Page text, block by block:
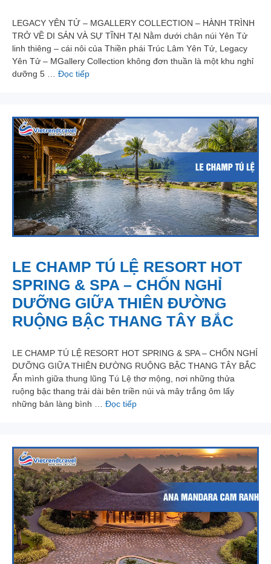
LEGACY YÊN TỬ – MGALLERY COLLECTION – HÀNH TRÌNH
TRỞ VỀ DI SẢN VÀ SỰ TĨNH TẠI Nằm dưới chân núi Yên Tử
linh thiêng – cái nôi của Thiền phái Trúc Lâm Yên Tử, Legacy
Yên Tử – MGallery Collection không đơn thuần là một khu nghỉ
dưỡng 5 … Đọc tiếp
LE CHAMP TÚ LỆ RESORT HOT
SPRING & SPA – CHỐN NGHỈ
DƯỠNG GIỮA THIÊN ĐƯỜNG
RUỘNG BẬC THANG TÂY BẮC
LE CHAMP TÚ LỆ RESORT HOT SPRING & SPA – CHỐN NGHỈ
DƯỠNG GIỮA THIÊN ĐƯỜNG RUỘNG BẬC THANG TÂY BẮC
Ẩn mình giữa thung lũng Tú Lệ thơ mộng, nơi những thửa
ruộng bậc thang trải dài bên triền núi và mây trắng ôm lấy
những bản làng bình … Đọc tiếp